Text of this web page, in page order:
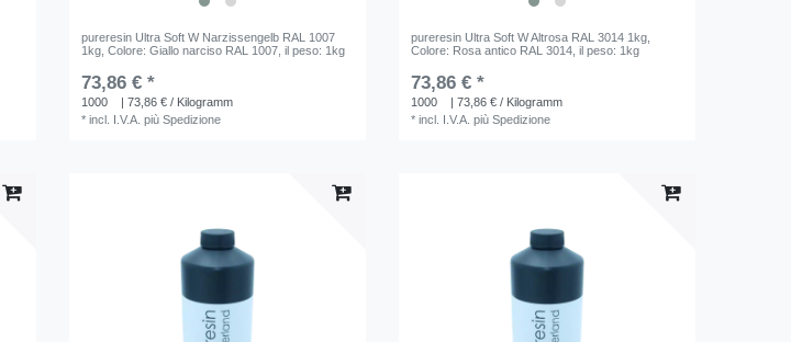
pureresin Ultra Soft W Narzissengelb RAL 1007
1kg , Colore: Giallo narciso RAL 1007 , il peso: 1kg
73,86 € *
1000
| 73,86 € / Kilogramm
*incl. I.V.A. piùSpedizione
pureresin Ultra Soft W Altrosa RAL 3014 1kg
Colore: Rosa antico RAL 3014 , il peso: 1kg
73,86 € *
1000
| 73,86 € / Kilogramm
*incl. I.V.A. piùSpedizione